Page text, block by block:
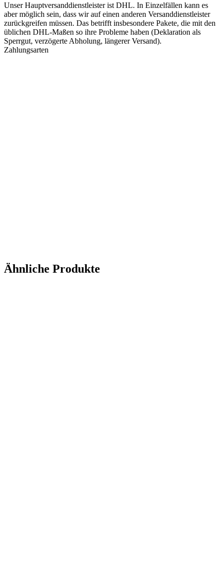
Unser Hauptversanddienstleister ist DHL. In Einzelfällen kann es
aber möglich sein, dass wir auf einen anderen Versanddienstleister
zurückgreifen müssen. Das betrifft insbesondere Pakete, die mit den
üblichen DHL-Maßen so ihre Probleme haben (Deklaration als
Sperrgut, verzögerte Abholung, längerer Versand).
Zahlungsarten
Ähnliche Produkte